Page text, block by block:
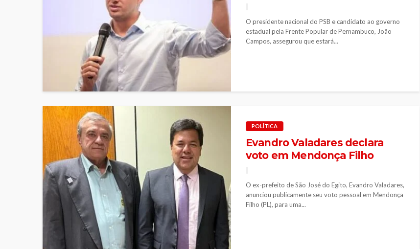
O presidente nacional do PSB e candidato ao governo
estadual pela Frente Popular de Pernambuco, João
Campos, assegurou que estará...
POLÍTICA
Evandro Valadares declara
voto em Mendonça Filho
O ex-prefeito de São José do Egito, Evandro Valadares,
anunciou publicamente seu voto pessoal em Mendonça
Filho (PL), para uma...